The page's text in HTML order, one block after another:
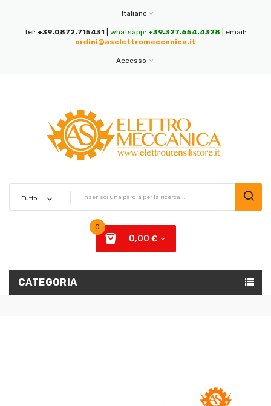
Italiano
tel: +39.0872.715431 whatsapp: +39.327.654.4328 | email:
ordini@aselettromeccanica.it
Accesso
0
0,00 €
CATEGORIA